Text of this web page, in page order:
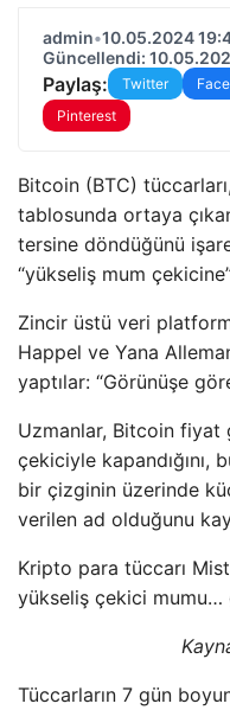
admin•10.05.2024
Güncellendi:
Paylaş: Twitter
Pinterest
Bitcoin (BTC)
tablosunda ortaya
tersine döndüğünü
“yükseliş mum
Zincir üstü veri
Happel ve Yana
yaptılar: “Görünüşe
Uzmanlar, Bitcoin fiyat
çekiciyle kapandığını,
bir çizginin üzerinde
verilen ad olduğunu
Kripto para tüccarı
yükseliş çekici mumu…
Tüccarların 7 gün